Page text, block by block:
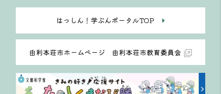
はっしん！学ぶんポータルTOP
由利本荘市ホームページ 由利本荘市教育委員会